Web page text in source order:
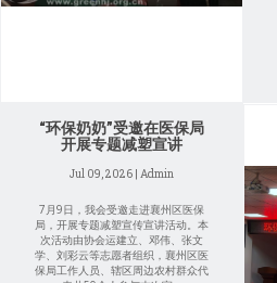
“环保奶奶”受邀在医保局
开展专题减塑宣讲
Jul 09, 2026 | Admin
7月9日，我会受邀走进襄州区医保
局，开展专题减塑宣传宣讲活动。本
次活动由协会运建立、邓伟、张文
学、刘彩云等志愿者组织，襄州区医
保局工作人员、辖区周边农村群众代